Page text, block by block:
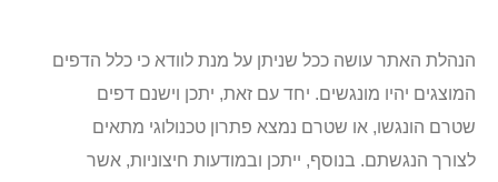
הנהלת האתר עושה ככל שניתן על מנת לוודא כי כלל הדפים
המוצגים יהיו מונגשים. יחד עם זאת, יתכן וישנם דפים
שטרם הונגשו, או שטרם נמצא פתרון טכנולוגי מתאים
לצורך הנגשתם. בנוסף, ייתכן ובמודעות חיצוניות, אשר